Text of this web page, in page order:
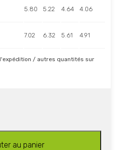
5.80 5.22 4.64 4.06
7.02 6.32 5.61 4.91
/ autres quantités sur
au panier